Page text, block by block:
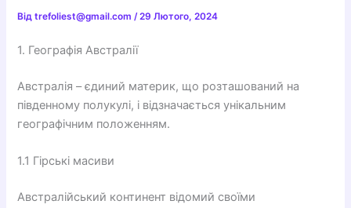
Відtrefoliest@gmail.com/29 Лютого, 2024
1. Географія Австралії
Австралія – єдиний материк, що розташований на
південному полукулі, і відзначається унікальним
географічним положенням.
1.1 Гірські масиви
Австралійський континент відомий своїми